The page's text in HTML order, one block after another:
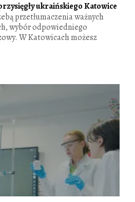
ukraińskiego Katowice
przetłumaczenia ważnych
wybór odpowiedniego
W Katowicach możesz